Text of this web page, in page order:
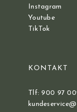
Instagram
Youtube
TikTok
KONTAKT
Tlf: 900 97